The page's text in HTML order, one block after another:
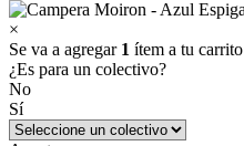
×
Se va a agregar 1 ítem a tu carrito
¿Es para un colectivo?
No
Sí